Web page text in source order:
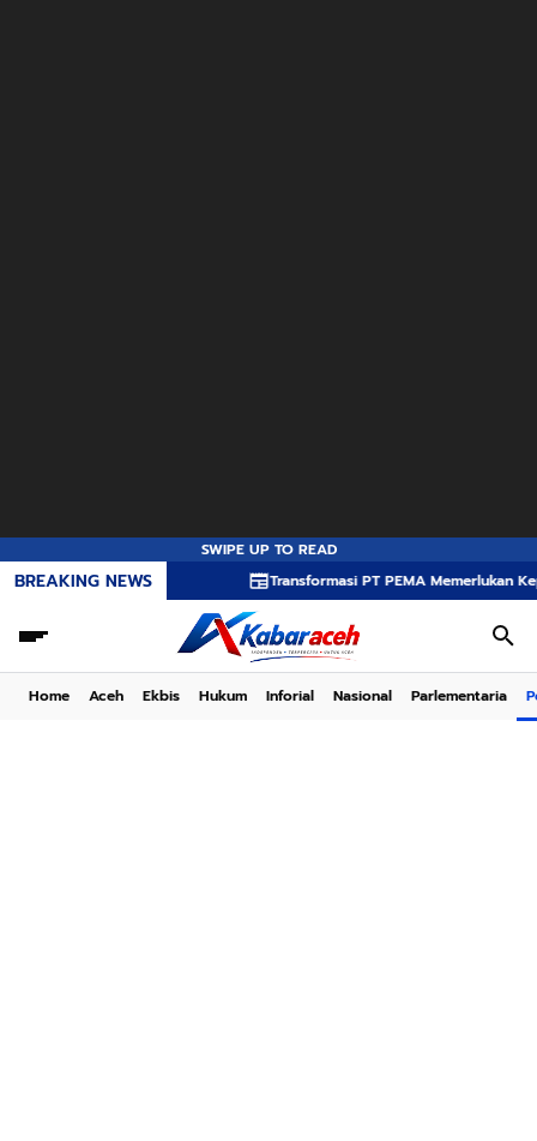
SWIPE UP TO READ
BREAKING NEWS Transformasi PT PEMA Memerlukan
Home Aceh Ekbis Hukum Inforial Nasional Parlementaria